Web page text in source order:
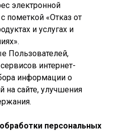
электронной
пометкой «Отказ от
и услугах и
Пользователей,
интернет-
информации о
на сайте, улучшения
персональных